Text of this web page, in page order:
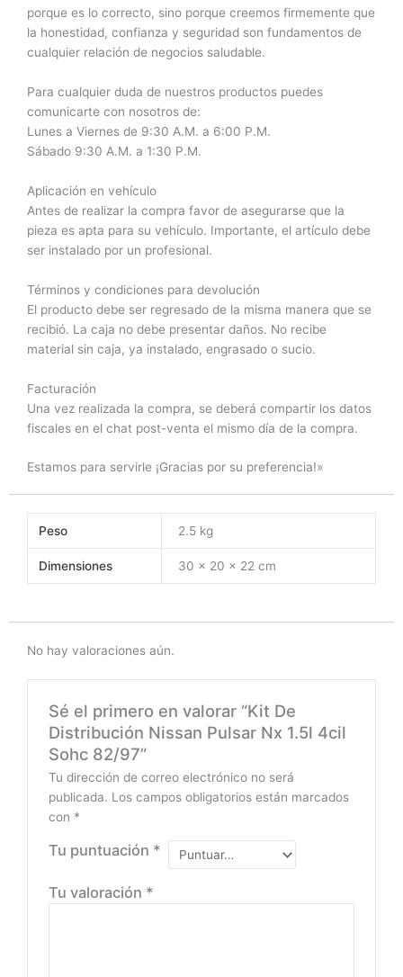
porque es lo correcto, sino porque creemos firmemente que
la honestidad, confianza y seguridad son fundamentos de
cualquier relación de negocios saludable.
Para cualquier duda de nuestros productos puedes
comunicarte con nosotros de:
Lunes a Viernes de 9:30 A.M. a 6:00 P.M.
Sábado 9:30 A.M. a 1:30 P.M.
Aplicación en vehículo
Antes de realizar la compra favor de asegurarse que la
pieza es apta para su vehículo. Importante, el artículo debe
ser instalado por un profesional.
Términos y condiciones para devolución
El producto debe ser regresado de la misma manera que se
recibió. La caja no debe presentar daños. No recibe
material sin caja, ya instalado, engrasado o sucio.
Facturación
Una vez realizada la compra, se deberá compartir los datos
fiscales en el chat post-venta el mismo día de la compra.
Estamos para servirle ¡Gracias por su preferencia!»
Peso 2.5 kg
Dimensiones 30 × 20 × 22 cm
No hay valoraciones aún.
Sé el primero en valorar “Kit De
Distribución Nissan Pulsar Nx 1.5l 4cil
Sohc 82/97”
Tu dirección de correo electrónico no será
publicada. Los campos obligatorios están marcados
con *
Tu puntuación *
Tu valoración *